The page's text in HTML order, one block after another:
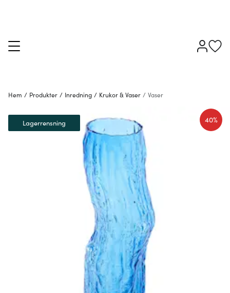
Hem / Produkter / Inredning / Krukor & Vaser / Vaser
40%
Lagerrensning